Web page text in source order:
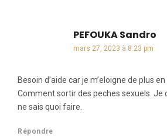
PEFOUKA Sandro
mars 27, 2023 à 8:23 pm
Besoin d’aide car je m’eloigne de plus en
Comment sortir des peches sexuels. Je
ne sais quoi faire.
Répondre